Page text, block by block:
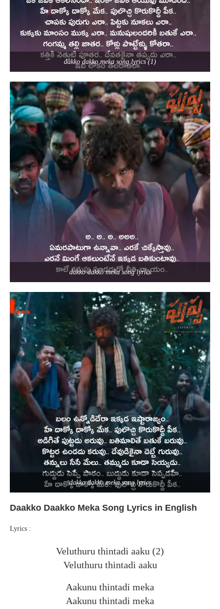
dakko dakko meka song lyrics (1)
dakko dakko meka song lyrics
dakko dakko meka song lyrics
Daakko Daakko Meka Song Lyrics in English
Lyrics :
Veluthuru thintadi aaku (2)
Veluthuru thintadi aaku
Aakunu thintadi meka
Aakunu thintadi meka